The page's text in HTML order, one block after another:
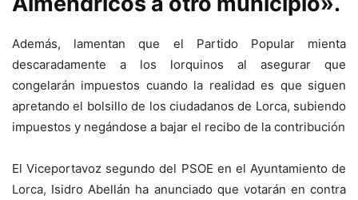
Además, lamentan que el Partido Popular mienta
descaradamente a los lorquinos al asegurar que
congelarán impuestos cuando la realidad es que siguen
apretando el bolsillo de los ciudadanos de Lorca, subiendo
impuestos y negándose a bajar el recibo de la contribución
El Viceportavoz segundo del PSOE en el Ayuntamiento de
Lorca, Isidro Abellán ha anunciado que votarán en contra